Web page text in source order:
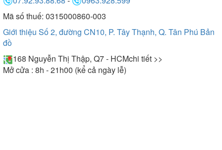
Mã số thuế: 0315000860-003
Giới thiệu Số 2, đường CN10, P. Tây Thạnh, Q. Tân Phú Bản
đồ
168 Nguyễn Thị Thập, Q7 - HCMchi tiết >>
Mở cửa : 8h - 21h00 (kể cả ngày lễ)